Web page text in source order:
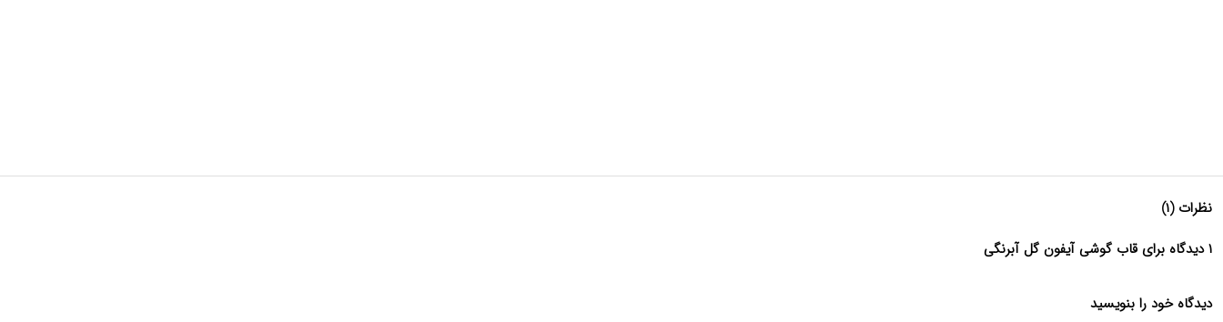
نظرات (۱)
۱ دیدگاه برای قاب گوشی آیفون گل آبرنگی
دیدگاه خود را بنویسید